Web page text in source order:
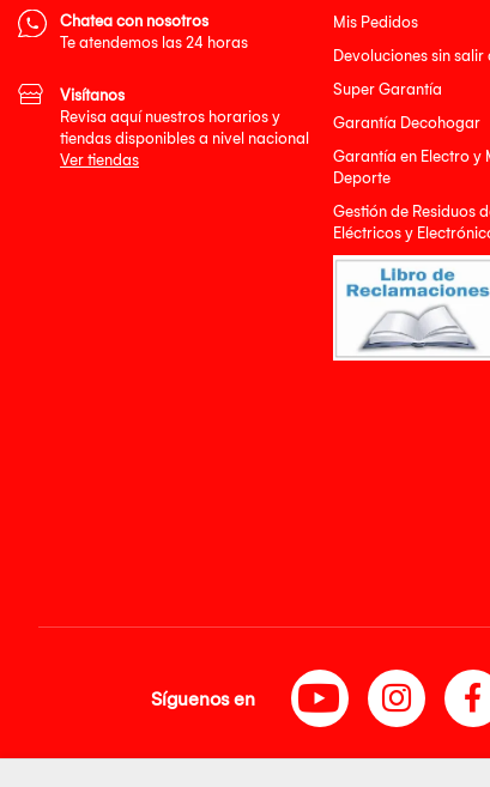
Mis Pedidos
Devoluciones sin salir
Super Garantía
Garantía Decohogar
Garantía en Electro y
Deporte
Gestión de Residuos
Eléctricos y
Chatea con nosotros
Te atendemos las 24 horas
Visítanos
Revisa aquí nuestros horarios y
tiendas disponibles a nivel nacional
Ver tiendas
Síguenos en